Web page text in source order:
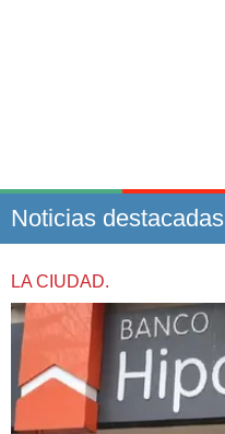
Noticias destacadas
LA CIUDAD.